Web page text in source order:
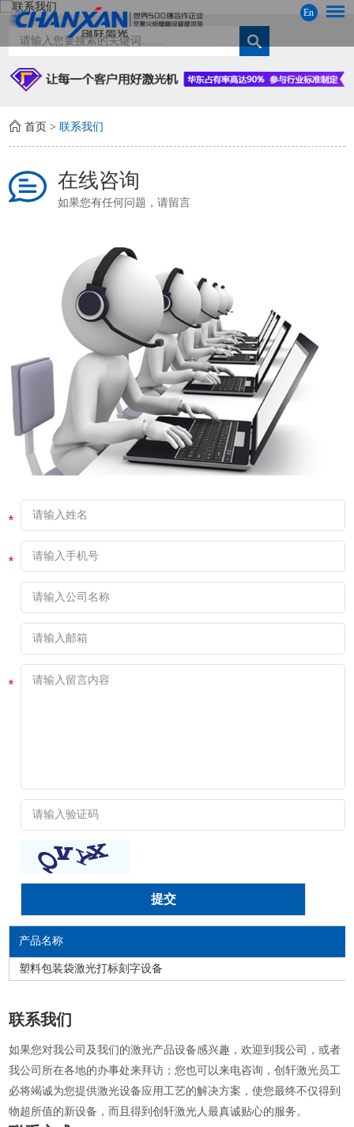
En
首页 >联系我们
在线咨询
如果您有任何问题，请留言
产品名称
塑料包装袋激光打标刻字设备
联系我们
如果您对我公司及我们的激光产品设备感兴趣，欢迎到我公司，或者
我公司所在各地的办事处来拜访；您也可以来电咨询，创轩激光员工
必将竭诚为您提供激光设备应用工艺的解决方案，使您最终不仅得到
物超所值的新设备，而且得到创轩激光人最真诚贴心的服务。